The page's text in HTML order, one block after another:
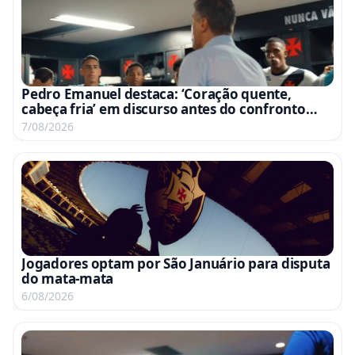
Pedro Emanuel destaca: ‘Coração quente,
cabeça fria’ em discurso antes do confronto
com o Fluminense
7/08/2026
Jogadores optam por São Januário para disputa
do mata-mata
6/08/2026